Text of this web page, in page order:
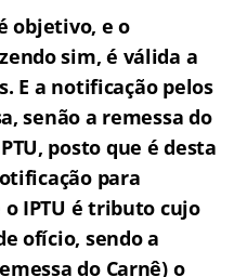
objetivo, e o
sim, é válida a
E a notificação pelos
senão a remessa do
posto que é desta
para
o IPTU é tributo cujo
ofício, sendo a
do Carnê) o